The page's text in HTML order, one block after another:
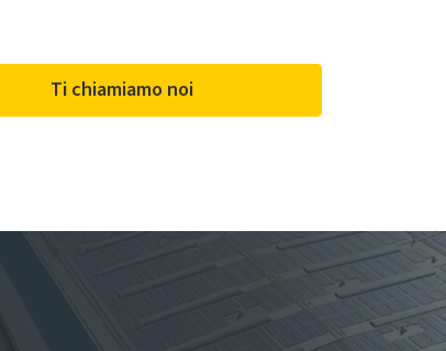
Ti chiamiamo noi